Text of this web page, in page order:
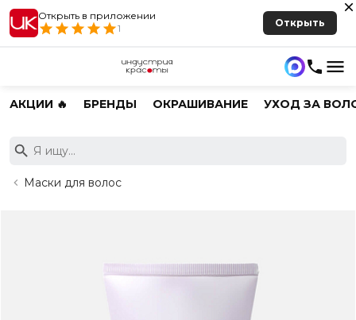
Открыть в приложении
1
Открыть
АКЦИИ 🔥 БРЕНДЫ ОКРАШИВАНИЕ УХОД ЗА
Маски для волос